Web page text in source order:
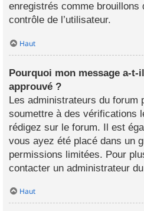
enregistrés comme brouillons
contrôle de l’utilisateur.
Haut
Pourquoi mon message a-t-
approuvé ?
Les administrateurs du forum
soumettre à des vérifications
rédigez sur le forum. Il est
vous ayez été placé dans un
permissions limitées. Pour
contacter un administrateur
Haut